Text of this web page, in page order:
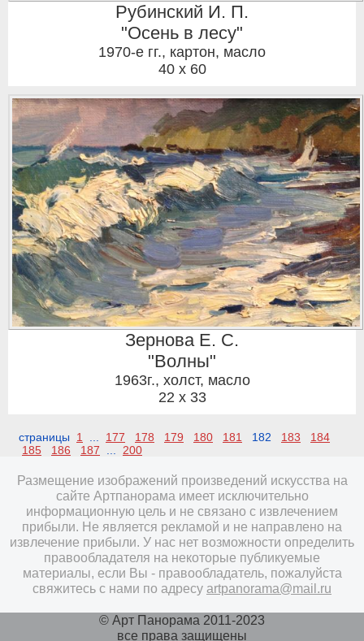
Рубинский И. П.
"Осень в лесу"
1970-е гг., картон, масло
40 x 60
Зернова Е. С.
"Волны"
1963г., холст, масло
22 x 33
страницы 1 177 178 179 180 181 182 183
184
185
186 187 200
Размещение изображений произведений искусства на
сайте Артпанорама имеет исключительно
информационную цель и не связано с извлечением
прибыли. Не является рекламой и не направлено на
извлечение прибыли. У нас нет возможности определить
правообладателя на некоторые публикуемые
материалы, если Вы - правообладатель, пожалуйста
свяжитесь с нами по адресу artpanorama@mail.ru
© Арт Панорама 2011-2023
все права защищены